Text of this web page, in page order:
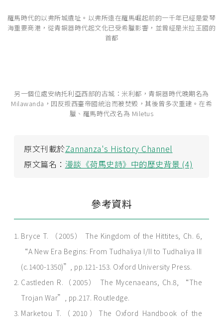
羅馬時代的以弗所城遺址。以弗所遠在羅馬崛起前的一千年已經是愛琴
海重要商港，從青銅器時代起文化已受希臘影響，並曾經是米拉王國的
首都
另一個位處安納托利亞西部的古城：米利都，青銅器時代晚期名為
Milawanda，因反叛西臺帝國統治而被焚毀，其後曾多次重建。在希
臘、羅馬時代改名為 Miletus
原文刊載於Zannanza's History Channel
原文篇名： 漫談《荷馬史詩》中的歷史背景 (4)
參考資料
Bryce T. （2005） The Kingdom of the Hittites, Ch. 6,
“A New Era Begins: From Tudhaliya I/II to Tudhaliya III
(c.1400-1350)”, pp.121-153. Oxford University Press.
Castleden R.（2005） The Mycenaeans, Ch.8, “The
Trojan War”, pp.217. Routledge.
Marketou T.（2010）The Oxford Handbook of the